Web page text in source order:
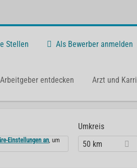
Stellen Als Bewerber anmelden
Arbeitgeber entdecken Arzt und
Einstellungen an, um
Umkreis
50 km